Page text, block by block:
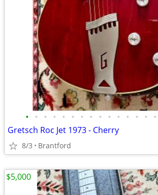
• • • • • • • • • • • • • • •
Gretsch Roc Jet 1973 - Cherry
8/3 Brantford
$5,000